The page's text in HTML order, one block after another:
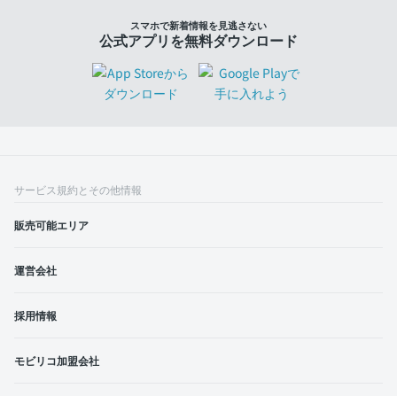
スマホで新着情報を見逃さない
公式アプリを無料ダウンロード
サービス規約とその他情報
販売可能エリア
運営会社
採用情報
モビリコ加盟会社